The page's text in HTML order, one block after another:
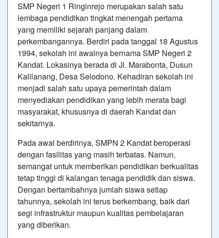
SMP Negeri 1 Ringinrejo merupakan salah satu
lembaga pendidikan tingkat menengah pertama
yang memiliki sejarah panjang dalam
perkembangannya. Berdiri pada tanggal 18 Agustus
1994, sekolah ini awalnya bernama SMP Negeri 2
Kandat. Lokasinya berada di Jl. Marabonta, Dusun
Kalilanang, Desa Selodono. Kehadiran sekolah ini
menjadi salah satu upaya pemerintah dalam
menyediakan pendidikan yang lebih merata bagi
masyarakat, khususnya di daerah Kandat dan
sekitarnya.
Pada awal berdirinya, SMPN 2 Kandat beroperasi
dengan fasilitas yang masih terbatas. Namun,
semangat untuk memberikan pendidikan berkualitas
tetap tinggi di kalangan tenaga pendidik dan siswa.
Dengan bertambahnya jumlah siswa setiap
tahunnya, sekolah ini terus berkembang, baik dari
segi infrastruktur maupun kualitas pembelajaran
yang diberikan.